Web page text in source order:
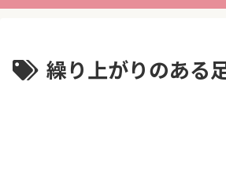
繰り上がりのある